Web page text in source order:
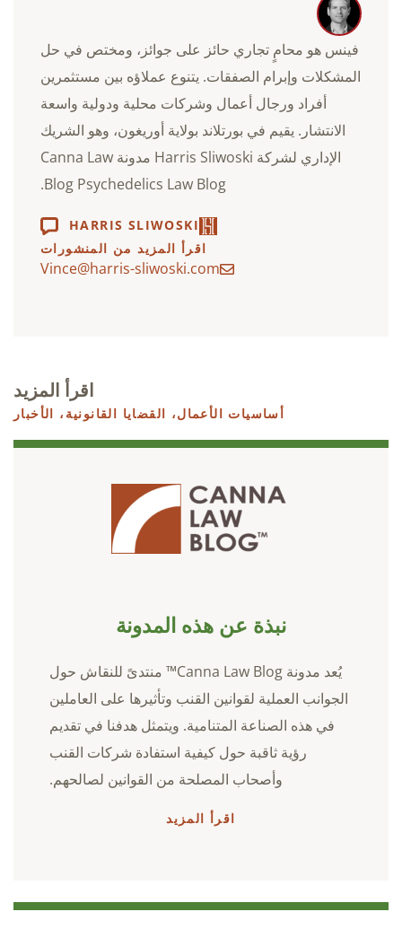
فينس هو محامٍ تجاري حائز على جوائز، ومختص في حل
المشكلات وإبرام الصفقات. يتنوع عملاؤه بين مستثمرين
أفراد ورجال أعمال وشركات محلية ودولية واسعة
الانتشار. يقيم في بورتلاند بولاية أوريغون، وهو الشريك
الإداري لشركة Harris Sliwoski مدونة Canna Law
Blog Psychedelics Law Blog.
HARRIS SLIWOSKI
اقرأ المزيد من المنشورات
Vince@harris-sliwoski.com
اقرأ المزيد
أساسيات الأعمال، القضايا القانونية، الأخبار
نبذة عن هذه المدونة
يُعد مدونة Canna Law Blog™ منتدىً للنقاش حول
الجوانب العملية لقوانين القنب وتأثيرها على العاملين
في هذه الصناعة المتنامية. ويتمثل هدفنا في تقديم
رؤية ثاقبة حول كيفية استفادة شركات القنب
وأصحاب المصلحة من القوانين لصالحهم.
اقرأ المزيد